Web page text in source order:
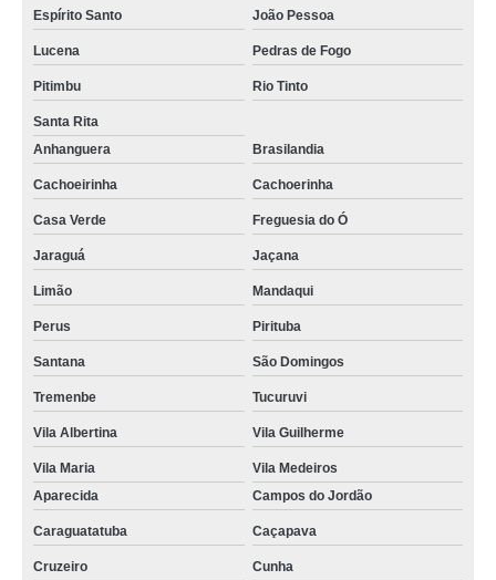
Espírito Santo João Pessoa
Lucena Pedras de Fogo
Pitimbu Rio Tinto
Santa Rita
Anhanguera
Brasilandia
Cachoeirinha Cachoerinha
Casa Verde Freguesia do Ó
Jaraguá Jaçana
Limão Mandaqui
Perus Pirituba
Santana São Domingos
Tremenbe Tucuruvi
Vila Albertina Vila Guilherme
Vila Maria
Vila Medeiros
Aparecida
Campos do Jordão
Caraguatatuba Caçapava
Cruzeiro Cunha